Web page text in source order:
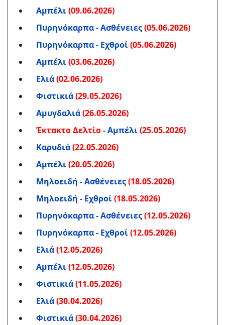
Αμπέλι(09.06.2026)
Πυρηνόκαρπα - Ασθένειες(05.06.2026)
Πυρηνόκαρπα - Εχθροί(05.06.2026)
Αμπέλι(03.06.2026)
Ελιά(02.06.2026)
Φιστικιά(29.05.2026)
Αμυγδαλιά(26.05.2026)
Έκτακτο Δελτίο- Αμπέλι(25.05.2026)
Καρυδιά(22.05.2026)
Αμπέλι(20.05.2026)
Μηλοειδή - Ασθένειες(18.05.2026)
Μηλοειδή - Εχθροί(18.05.2026)
Πυρηνόκαρπα - Ασθένειες(12.05.2026)
Πυρηνόκαρπα - Εχθροί(12.05.2026)
Ελιά(12.05.2026)
Αμπέλι(12.05.2026)
Φιστικιά(11.05.2026)
Ελιά(30.04.2026)
Φιστικιά(30.04.2026)